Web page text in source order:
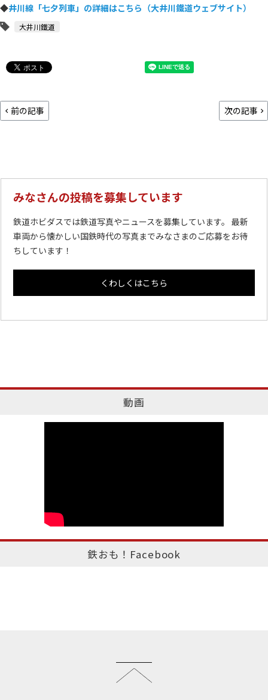
◆井川線「七夕列車」の詳細はこちら（大井川鐵道ウェブサイト）
大井川鐵道
前の記事 次の記事
みなさんの投稿を募集しています
鉄道ホビダスでは鉄道写真やニュースを募集しています。 最新
車両から懐かしい国鉄時代の写真までみなさまのご応募をお待
ちしています！
くわしくはこちら
動画
鉄おも！Facebook